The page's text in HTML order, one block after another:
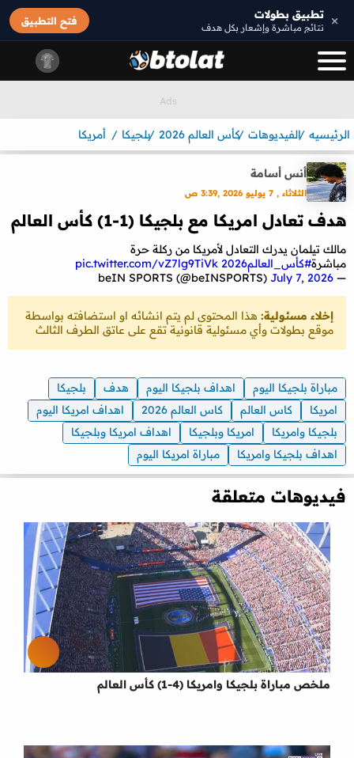
× تطبيق بطولات
نتائج مباشرة وإشعار بكل هدف
فتح التطبيق
الرئيسيه الفيديوهات كأس العالم 2026 بلجيكا أمريكا
أنس أسامة
الثلاثاء , 7 يوليو 2026 ,3:39 ص
هدف تعادل امريكا مع بلجيكا (1-1) كأس العالم
مالك تيلمان يدرك التعادل لأمريكا من ركلة حرة
مباشرة#كأس_العالم2026
pic.twitter.com/vZ7lg9TiVk
— beIN SPORTS (@beINSPORTS)
July 7, 2026
إخلاء مسئولية: هذا المحتوى لم يتم انشائه او استضافته بواسطة
موقع بطولات وأي مسئولية قانونية تقع على عاتق الطرف الثالث
مباراة بلجيكا اليوم اهداف بلجيكا اليوم هدف
بلجيكا
امريكا
كاس العالم كاس العالم 2026
اهداف امريكا اليوم
بلجيكا وامريكا
امريكا وبلجيكا
اهداف امريكا وبلجيكا
اهداف بلجيكا وامريكا
مباراة امريكا اليوم
فيديوهات متعلقة
ملخص مباراة بلجيكا وامريكا (4-1) كأس العالم